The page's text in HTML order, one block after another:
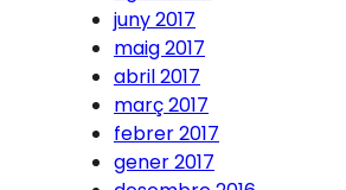
juny 2017
maig 2017
abril 2017
març 2017
febrer 2017
gener 2017